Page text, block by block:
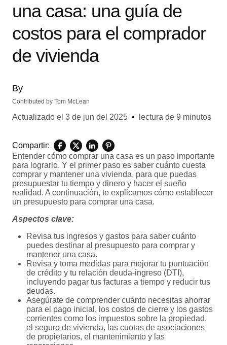
una casa: una guía de
costos para el comprador
de vivienda
By
Contributed by Tom McLean
Actualizado el 3 de jun del 2025 • lectura de 9 minutos
Compartir:
Entender cómo comprar una casa es un paso importante
para lograrlo. Y el primer paso es saber cuánto cuesta
comprar y mantener una vivienda, para que puedas
presupuestar tu tiempo y dinero y hacer el sueño
realidad. A continuación, te explicamos cómo establecer
un presupuesto para comprar una casa.
Aspectos clave:
Revisa tus ingresos y gastos para saber cuánto
puedes destinar al presupuesto para comprar y
mantener una casa.
Revisa y toma medidas para mejorar tu puntuación
de crédito y tu relación deuda-ingreso (DTI),
incluyendo pagar tus facturas a tiempo y reducir tus
deudas.
Asegúrate de comprender cuánto necesitas ahorrar
para el pago inicial, los costos de cierre y los gastos
corrientes como los impuestos sobre la propiedad,
el seguro de vivienda, las cuotas de asociaciones
de propietarios, el mantenimiento y las